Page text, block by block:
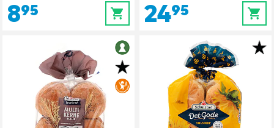
8,95 0 24,95 0